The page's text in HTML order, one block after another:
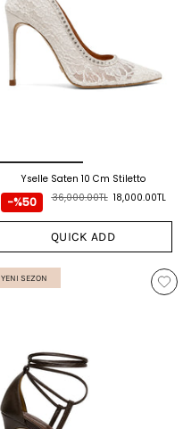
Yselle Saten 10 Cm Stiletto
18,000.00TL
36,000.00TL
-%50
QUICK ADD
YENI SEZON